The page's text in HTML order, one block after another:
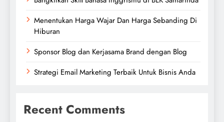
Menentukan Harga Wajar Dan Harga Sebanding Di
Hiburan
Sponsor Blog dan Kerjasama Brand dengan Blog
Strategi Email Marketing Terbaik Untuk Bisnis Anda
Recent Comments